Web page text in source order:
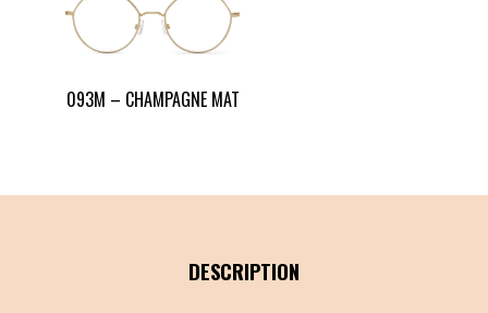
093M – CHAMPAGNE MAT
DESCRIPTION